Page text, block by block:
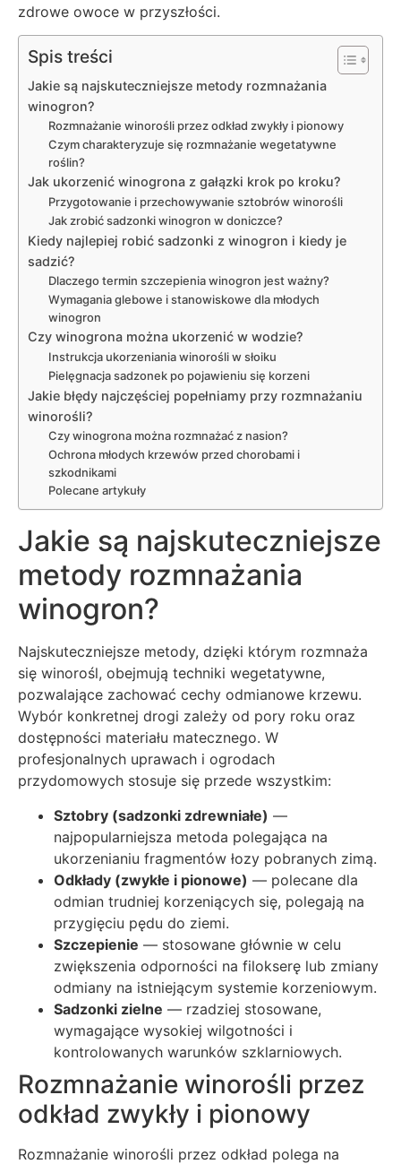
zdrowe owoce w przyszłości.
Spis treści
Jakie są najskuteczniejsze metody rozmnażania
winogron?
Rozmnażanie winorośli przez odkład zwykły i pionowy
Czym charakteryzuje się rozmnażanie wegetatywne
roślin?
Jak ukorzenić winogrona z gałązki krok po kroku?
Przygotowanie i przechowywanie sztobrów winorośli
Jak zrobić sadzonki winogron w doniczce?
Kiedy najlepiej robić sadzonki z winogron i kiedy je
sadzić?
Dlaczego termin szczepienia winogron jest ważny?
Wymagania glebowe i stanowiskowe dla młodych
winogron
Czy winogrona można ukorzenić w wodzie?
Instrukcja ukorzeniania winorośli w słoiku
Pielęgnacja sadzonek po pojawieniu się korzeni
Jakie błędy najczęściej popełniamy przy rozmnażaniu
winorośli?
Czy winogrona można rozmnażać z nasion?
Ochrona młodych krzewów przed chorobami i
szkodnikami
Polecane artykuły
Jakie są najskuteczniejsze
metody rozmnażania
winogron?
Najskuteczniejsze metody, dzięki którym rozmnaża
się winorośl, obejmują techniki wegetatywne,
pozwalające zachować cechy odmianowe krzewu.
Wybór konkretnej drogi zależy od pory roku oraz
dostępności materiału matecznego. W
profesjonalnych uprawach i ogrodach
przydomowych stosuje się przede wszystkim:
Sztobry (sadzonki zdrewniałe) —
najpopularniejsza metoda polegająca na
ukorzenianiu fragmentów łozy pobranych zimą.
Odkłady (zwykłe i pionowe) — polecane dla
odmian trudniej korzeniących się, polegają na
przygięciu pędu do ziemi.
Szczepienie — stosowane głównie w celu
zwiększenia odporności na filokserę lub zmiany
odmiany na istniejącym systemie korzeniowym.
Sadzonki zielne — rzadziej stosowane,
wymagające wysokiej wilgotności i
kontrolowanych warunków szklarniowych.
Rozmnażanie winorośli przez
odkład zwykły i pionowy
Rozmnażanie winorośli przez odkład polega na